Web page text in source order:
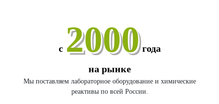
с 2000года
на рынке
Мы поставляем лабораторное оборудование и химические
реактивы по всей России.